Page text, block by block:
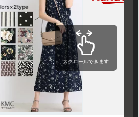
スクロールできます